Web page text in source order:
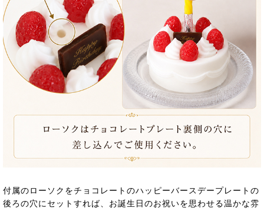
付属のローソクをチョコレートのハッピーバースデープレートの
後ろの穴にセットすれば、お誕生日のお祝いを思わせる温かな雰